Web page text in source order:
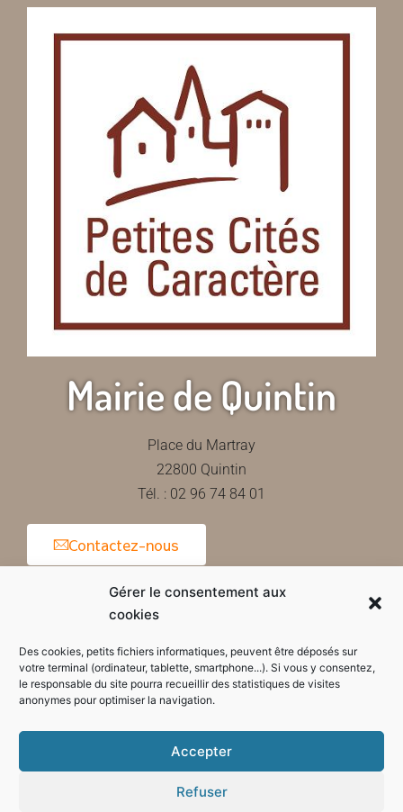
Gérer le consentement aux
cookies
Des cookies, petits fichiers informatiques, peuvent être déposés sur
votre terminal (ordinateur, tablette, smartphone...). Si vous y consentez,
le responsable du site pourra recueillir des statistiques de visites
anonymes pour optimiser la navigation.
Accepter
Refuser
Mairie de Quintin
Place du Martray
22800 Quintin
Tél. : 02 96 74 84 01
Contactez-nous
Horaires d'ouverture de la mairie